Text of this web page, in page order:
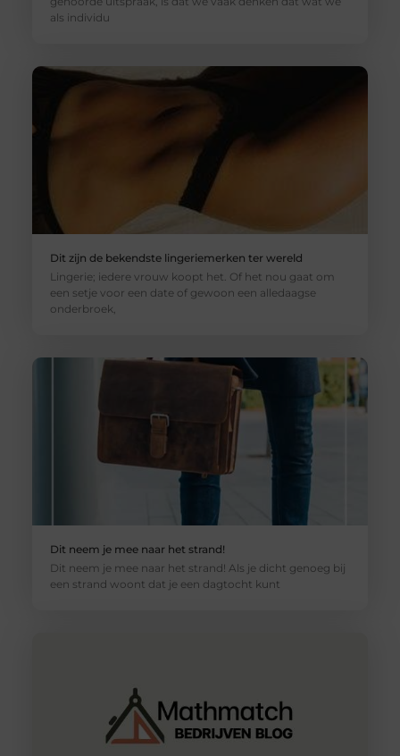
als individu
Dit zijn de bekendste lingeriemerken ter wereld
Lingerie; iedere vrouw koopt het. Of het nou gaat om
een setje voor een date of gewoon een alledaagse
onderbroek,
Dit neem je mee naar het strand!
Dit neem je mee naar het strand! Als je dicht genoeg bij
een strand woont dat je een dagtocht kunt